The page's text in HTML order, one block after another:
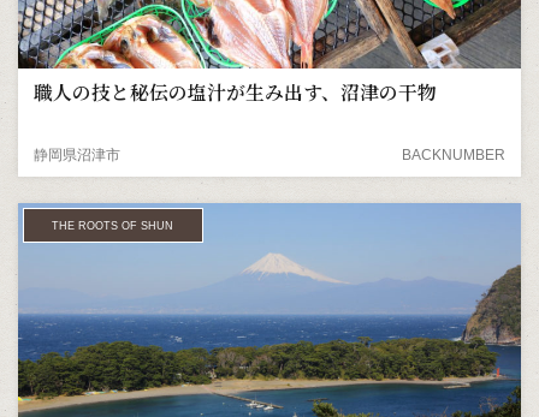
職人の技と秘伝の塩汁が生み出す、沼津の干物
静岡県沼津市 BACKNUMBER
THE ROOTS OF SHUN